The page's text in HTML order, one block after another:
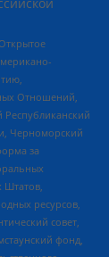
Отношений,
Республиканский
Черноморский
за
Штатов,
ресурсов,
совет,
фонд,